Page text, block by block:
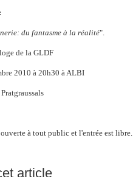
:
du fantasme à la réalité".
de la GLDF
2010 à 20h30 à ALBI
à tout public et l'entrée est libre.
article